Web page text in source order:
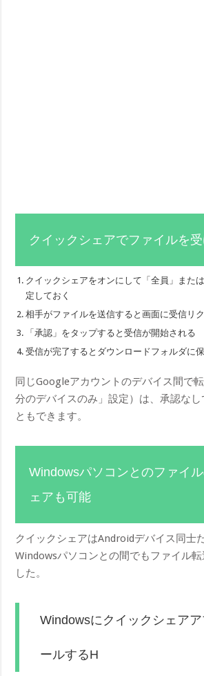
クイックシェアでファイルを
クイックシェアをオンにして「全員」また
定しておく
相手がファイルを送信すると画面に受信リ
「承認」をタップすると受信が開始される
受信が完了するとダウンロードフォルダに
同じGoogleアカウントのデバイス間で
分のデバイスのみ」設定）は、承認なし
ともできます。
Windowsパソコンとのファイ
ェアも可能
クイックシェアはAndroidデバイス同士
Windowsパソコンとの間でもファイル
した。
Windowsにクイックシェア
ールするH